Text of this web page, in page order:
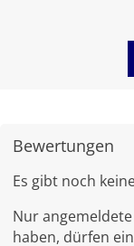
Bewertungen
Es gibt noch
Nur
haben, dürfen